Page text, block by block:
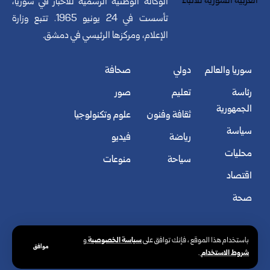
باستخدام هذا الموقع ، فإنك توافق علىسياسة الخصوصيةو
شروط الاستخدام.
موافق
تأسست في 24 يونيو 1965. تتبع وزارة
الإعلام، ومركزها الرئيسي في دمشق.
سوريا والعالم
رئاسة
الجمهورية
سياسة
محليات
اقتصاد
صحة
دولي
تعليم
ثقافة وفنون
رياضة
سياحة
صحافة
صور
علوم وتكنولوجيا
فيديو
منوعات
© الوكالة العربية السورية للأنباء. كافة الحقوق محفوظة.